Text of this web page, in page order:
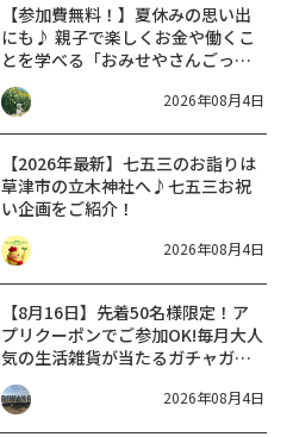
【参加費無料！】夏休みの思い出
にも♪ 親子で楽しくお金や働くこ
とを学べる「おみせやさんごっ
こ」大津市8/26（水）開催
2026年08月4日
【2026年最新】七五三のお詣りは
草津市の立木神社へ♪七五三お祝
い企画をご紹介！
2026年08月4日
【8月16日】先着50名様限定！ア
プリクーポンでご参加OK!毎月大人
気の生活雑貨が当たるガチャガチ
ャにチャレンジしよう！【イオン
タウン彦根】
2026年08月4日